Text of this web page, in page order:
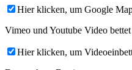
Hier klicken, um Google
Vimeo und Youtube Video
Hier klicken, um